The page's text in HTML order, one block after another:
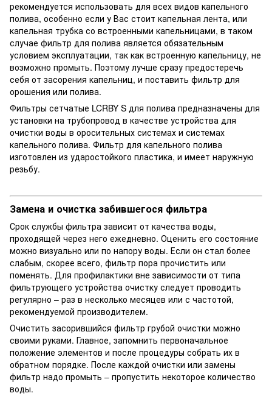
рекомендуется использовать для всех видов капельного
полива, особенно если у Вас стоит капельная лента, или
капельная трубка со встроенными капельницами, в таком
случае фильтр для полива является обязательным
условием эксплуатации, так как встроенную капельницу, не
возможно промыть. Поэтому лучше сразу предостеречь
себя от засорения капельниц, и поставить фильтр для
орошения или полива.
Фильтры сетчатые LCRBY S для полива предназначены для
установки на трубопровод в качестве устройства для
очистки воды в оросительных системах и системах
капельного полива. Фильтр для капельного полива
изготовлен из ударостойкого пластика, и имеет наружную
резьбу.
Замена и очистка забившегося фильтра
Срок службы фильтра зависит от качества воды,
проходящей через него ежедневно. Оценить его состояние
можно визуально или по напору воды. Если он стал более
слабым, скорее всего, фильтр пора прочистить или
поменять. Для профилактики вне зависимости от типа
фильтрующего устройства очистку следует проводить
регулярно – раз в несколько месяцев или с частотой,
рекомендуемой производителем.
Очистить засорившийся фильтр грубой очистки можно
своими руками. Главное, запомнить первоначальное
положение элементов и после процедуры собрать их в
обратном порядке. После каждой очистки или замены
фильтр надо промыть – пропустить некоторое количество
воды.